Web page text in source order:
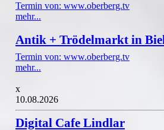
Termin von: www.oberberg.tv
mehr...
Antik + Trödelmarkt in
Termin von: www.oberberg.tv
mehr...
x
10.08.2026
Digital Cafe Lindlar